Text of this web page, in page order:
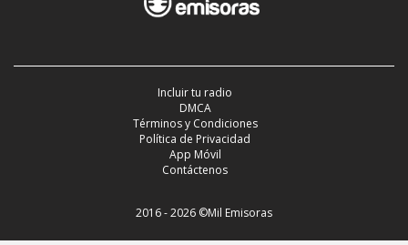
Incluir tu radio
DMCA
Términos y Condiciones
Política de Privacidad
App Móvil
Contáctenos
2016 - 2026 ©Mil Emisoras